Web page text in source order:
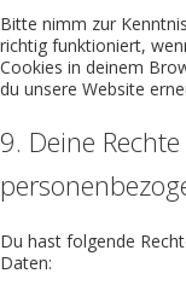
Bitte nimm zur
richtig funktioniert,
Cookies in deinem
du unsere Website
9. Deine
Du hast folgende
Daten: